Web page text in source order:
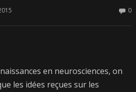
0
en neurosciences, on
les idées reçues sur les